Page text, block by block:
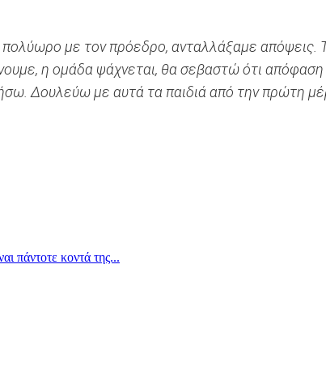
με τον πρόεδρο, ανταλλάξαμε απόψεις.
η ομάδα ψάχνεται, θα σεβαστώ ότι απόφαση
Δουλεύω με αυτά τα παιδιά από την πρώτη
πάντοτε κοντά της...